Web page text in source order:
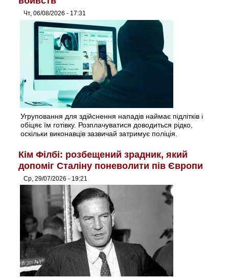
Чт, 06/08/2026 - 17:31
Угруповання для здійснення нападів наймає підлітків і
обіцяє їм готівку. Розплачуватися доводиться рідко,
оскільки виконавців зазвичай затримує поліція.
Кім Філбі: розбещений зрадник, який
допоміг Сталіну поневолити пів Європи
Ср, 29/07/2026 - 19:21